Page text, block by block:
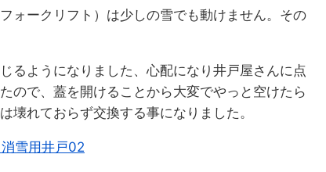
ォークリフト）は少しの雪でも動けません。その
るようになりました、心配になり井戸屋さんに点
ので、蓋を開けることから大変でやっと空けたら
壊れておらず交換する事になりました。